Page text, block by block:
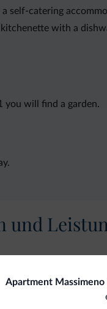
self-catering
with a
you will find a garden.
und
Apartment Massimeno